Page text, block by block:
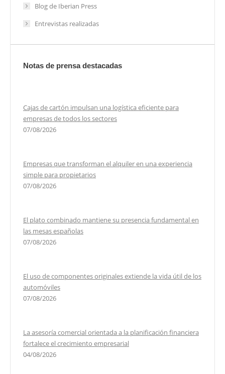
Blog de Iberian Press
Entrevistas realizadas
Notas de prensa destacadas
Cajas de cartón impulsan una logística eficiente para
empresas de todos los sectores
07/08/2026
Empresas que transforman el alquiler en una experiencia
simple para propietarios
07/08/2026
El plato combinado mantiene su presencia fundamental en
las mesas españolas
07/08/2026
El uso de componentes originales extiende la vida útil de los
automóviles
07/08/2026
La asesoría comercial orientada a la planificación financiera
fortalece el crecimiento empresarial
04/08/2026